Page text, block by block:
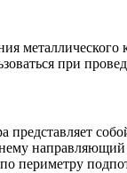
металлического
при
представляет
периметру